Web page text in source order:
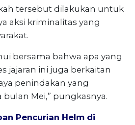
tersebut dilakukan untuk
aksi kriminalitas yang
bersama bahwa apa yang
jajaran ini juga berkaitan
penindakan yang
Mei,” pungkasnya.
Pencurian Helm di